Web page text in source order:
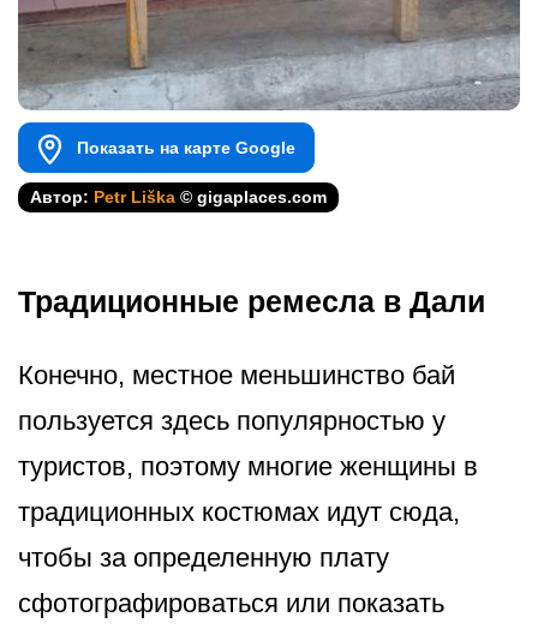
Показать на карте Google
Автор: Petr Liška © gigaplaces.com
Традиционные ремесла в Дали
Конечно, местное меньшинство бай
пользуется здесь популярностью у
туристов, поэтому многие женщины в
традиционных костюмах идут сюда,
чтобы за определенную плату
сфотографироваться или показать